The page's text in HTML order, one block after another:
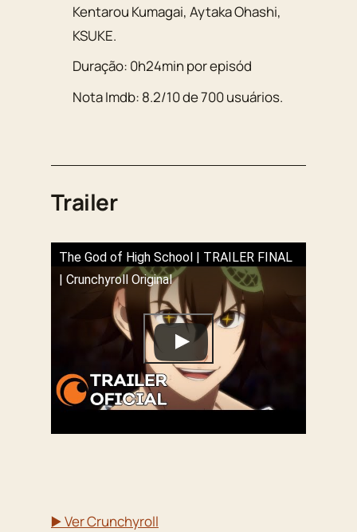
Kentarou Kumagai,Aytaka Ohashi,
KSUKE.
Duração: 0h24min por episód
Nota Imdb: 8.2/10de700usuários.
Trailer
The God of High School | TRAILER FINAL
| Crunchyroll Original
▶️ Ver Crunchyroll